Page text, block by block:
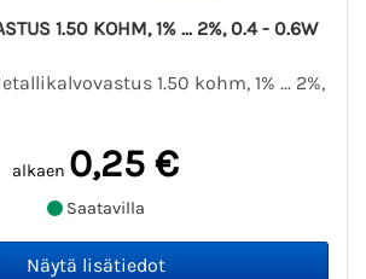
1.50 KOHM, 1% ... 2%, 0.4 - 0.6W
1.50 kohm, 1% ... 2%,
alkaen 0,25 €
Saatavilla